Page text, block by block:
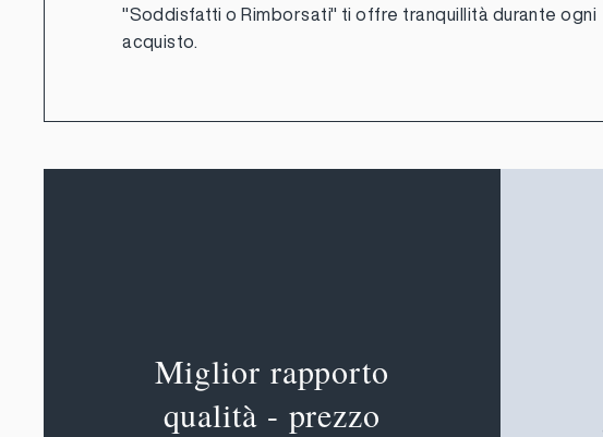
"Soddisfatti o Rimborsati" ti offre tranquillità durante ogni
acquisto.
Miglior rapporto
qualità - prezzo